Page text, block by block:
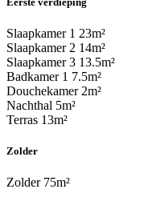
Slaapkamer 1 23m²
Slaapkamer 2 14m²
Slaapkamer 3 13.5m²
Badkamer 1 7.5m²
Douchekamer 2m²
Nachthal 5m²
Terras 13m²
Zolder
Zolder 75m²